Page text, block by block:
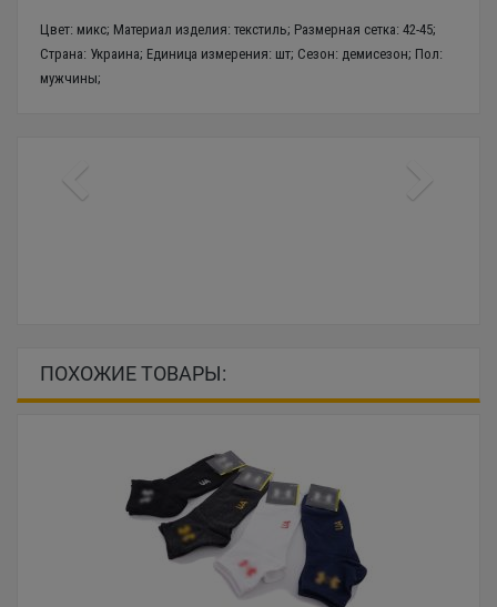
Цвет: микс; Материал изделия: текстиль; Размерная сетка: 42-45;
Страна: Украина; Единица измерения: шт; Сезон: демисезон; Пол:
мужчины;
ПОХОЖИЕ ТОВАРЫ: